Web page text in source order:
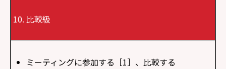
比較級
ミーティングに参加する［1］、比較する